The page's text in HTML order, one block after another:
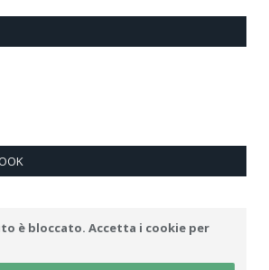
è bloccato. Accetta i cookie per